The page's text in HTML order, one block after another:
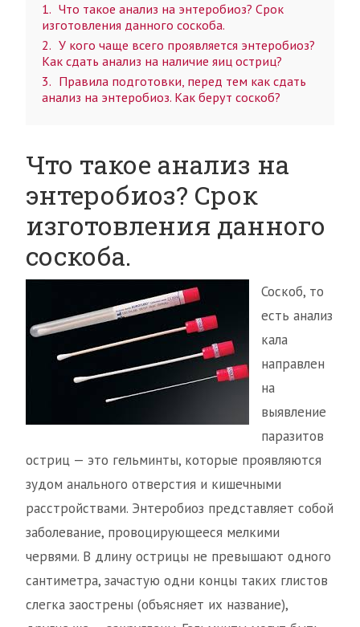
1
Что такое анализ на энтеробиоз? Срок
изготовления данного соскоба.
2
У кого чаще всего проявляется энтеробиоз?
Как сдать анализ на наличие яиц остриц?
3
Правила подготовки, перед тем как сдать
анализ на энтеробиоз. Как берут соскоб?
Что такое анализ на
энтеробиоз? Срок
изготовления данного
соскоба.
Соскоб, то
есть анализ
кала
направлен
на
выявление
паразитов
остриц — это гельминты, которые проявляются
зудом анального отверстия и кишечными
расстройствами. Энтеробиоз представляет собой
заболевание, провоцирующееся мелкими
червями. В длину острицы не превышают одного
сантиметра, зачастую одни концы таких глистов
слегка заострены (объясняет их название),